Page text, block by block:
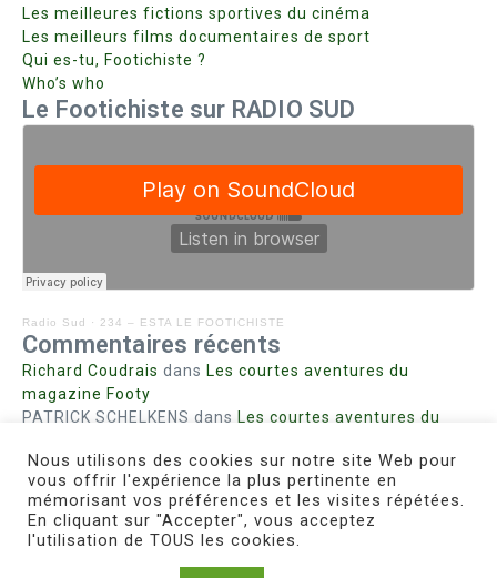
Les meilleures fictions sportives du cinéma
Les meilleurs films documentaires de sport
Qui es-tu, Footichiste ?
Who’s who
Le Footichiste sur RADIO SUD
Radio Sud · 234 – ESTA LE FOOTICHISTE
Commentaires récents
Richard Coudrais dans Les courtes aventures du
magazine Footy
PATRICK SCHELKENS dans Les courtes aventures du
Bohn fabiennedans Intrigues sanglantes à Mulhouse
Steph. RUTA dansLust for Nice
MIRMANDdansPieds agiles et champignons
Nous utilisons des cookies sur notre site Web pour
vous offrir l'expérience la plus pertinente en
mémorisant vos préférences et les visites répétées.
En cliquant sur "Accepter", vous acceptez
l'utilisation de TOUS les cookies.